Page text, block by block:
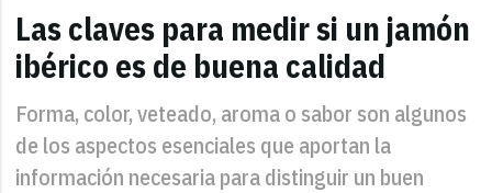
Las claves para medir si un jamón
ibérico es de buena calidad
Forma, color, veteado, aroma o sabor son algunos
de los aspectos esenciales que aportan la
información necesaria para distinguir un buen